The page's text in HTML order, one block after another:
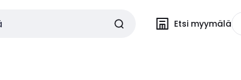
Etsi myymälä